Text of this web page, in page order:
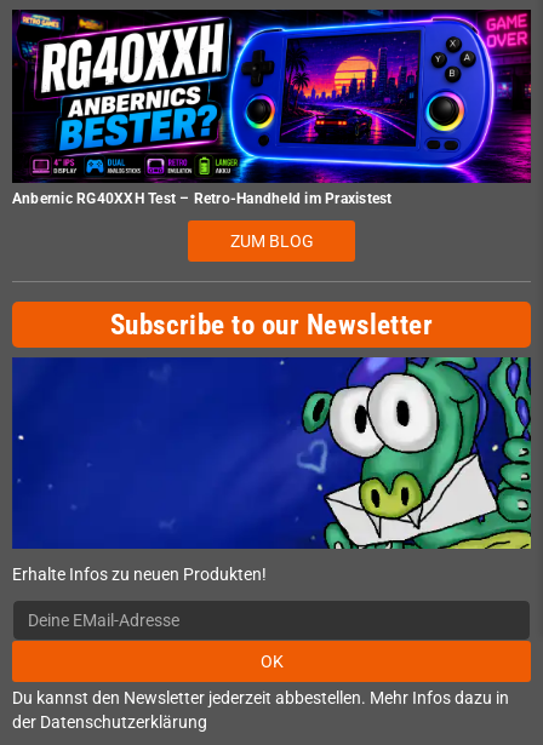
Anbernic RG40XXH Test – Retro-Handheld im Praxistest
ZUM BLOG
Subscribe to our Newsletter
Erhalte Infos zu neuen Produkten!
OK
Du kannst den Newsletter jederzeit abbestellen. Mehr Infos dazu in
der Datenschutzerklärung